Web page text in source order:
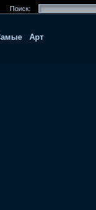
Поиск:
Арт